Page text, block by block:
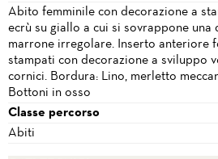
Abito femminile con decorazione a
ecrù su giallo a cui si sovrappone una
marrone irregolare. Inserto anteriore
stampati con decorazione a sviluppo
cornici. Bordura: Lino, merletto
Bottoni in osso
Classe percorso
Abiti